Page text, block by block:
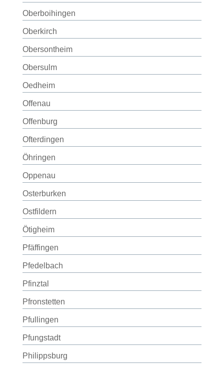
Oberboihingen
Oberkirch
Obersontheim
Obersulm
Oedheim
Offenau
Offenburg
Ofterdingen
Öhringen
Oppenau
Osterburken
Ostfildern
Ötigheim
Pfäffingen
Pfedelbach
Pfinztal
Pfronstetten
Pfullingen
Pfungstadt
Philippsburg